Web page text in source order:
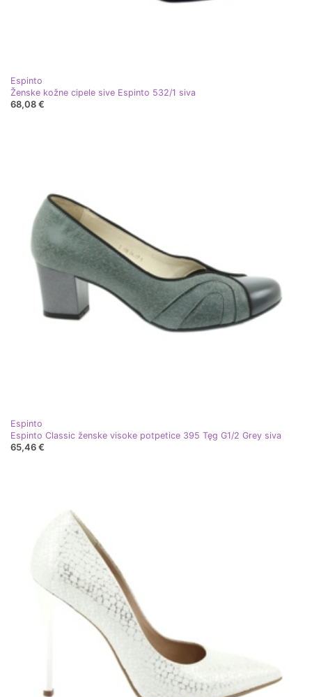
Espinto
Ženske kožne cipele sive Espinto 532/1 siva
68,08 €
Espinto
Espinto Classic ženske visoke potpetice 395 Tęg G1/2 Grey siva
65,46 €